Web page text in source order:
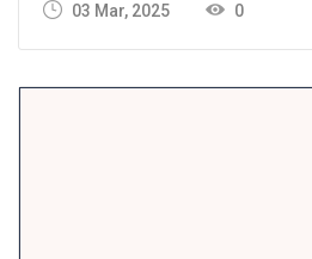
03 Mar, 2025 0